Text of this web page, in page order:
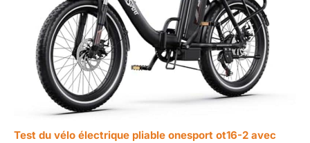
Test du vélo électrique pliable onesport ot16-2 avec